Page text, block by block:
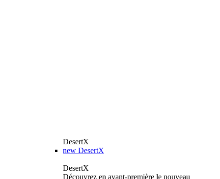
DesertX
new DesertX
DesertX
Découvrez en avant-première le nouveau